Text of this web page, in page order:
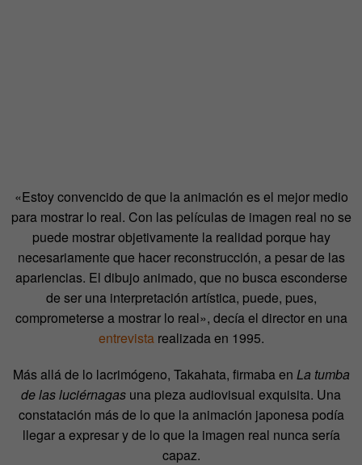
«Estoy convencido de que la animación es el mejor medio
para mostrar lo real. Con las películas de imagen real no se
puede mostrar objetivamente la realidad porque hay
necesariamente que hacer reconstrucción, a pesar de las
apariencias. El dibujo animado, que no busca esconderse
de ser una interpretación artística, puede, pues,
comprometerse a mostrar lo real», decía el director en una
entrevista realizada en 1995.
Más allá de lo lacrimógeno, Takahata, firmaba en La tumba
de las luciérnagas una pieza audiovisual exquisita. Una
constatación más de lo que la animación japonesa podía
llegar a expresar y de lo que la imagen real nunca sería
capaz.